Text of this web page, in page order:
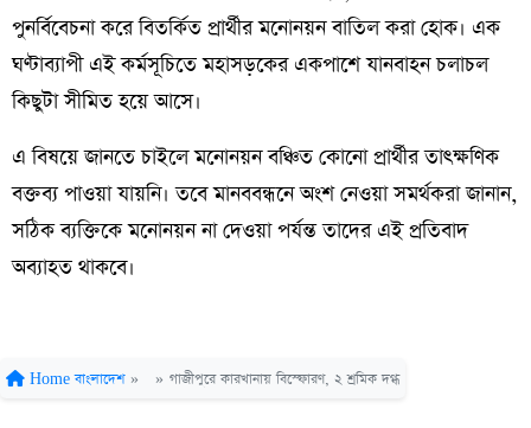
পুনর্বিবেচনা করে বিতর্কিত প্রার্থীর মনোনয়ন বাতিল করা হোক। এক
ঘণ্টাব্যাপী এই কর্মসূচিতে মহাসড়কের একপাশে যানবাহন চলাচল
কিছুটা সীমিত হয়ে আসে।
এ বিষয়ে জানতে চাইলে মনোনয়ন বঞ্চিত কোনো প্রার্থীর তাৎক্ষণিক
বক্তব্য পাওয়া যায়নি। তবে মানববন্ধনে অংশ নেওয়া সমর্থকরা জানান,
সঠিক ব্যক্তিকে মনোনয়ন না দেওয়া পর্যন্ত তাদের এই প্রতিবাদ
অব্যাহত থাকবে।
Home বাংলাদেশ » » গাজীপুরে কারখানায় বিস্ফোরণ, ২ শ্রমিক দগ্ধ